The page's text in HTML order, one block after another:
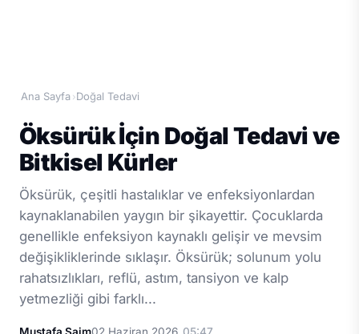
Ana Sayfa ›Doğal Tedavi
Öksürük İçin Doğal Tedavi ve
Bitkisel Kürler
Öksürük, çeşitli hastalıklar ve enfeksiyonlardan
kaynaklanabilen yaygın bir şikayettir. Çocuklarda
genellikle enfeksiyon kaynaklı gelişir ve mevsim
değişikliklerinde sıklaşır. Öksürük; solunum yolu
rahatsızlıkları, reflü, astım, tansiyon ve kalp
yetmezliği gibi farklı...